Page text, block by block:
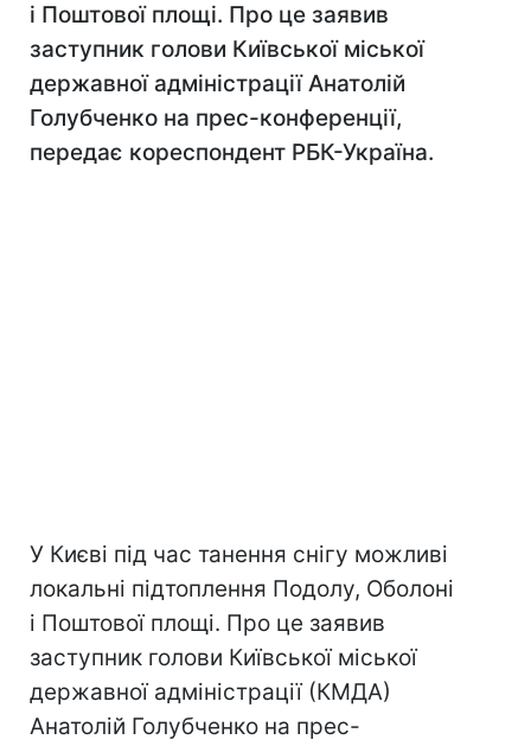
і Поштової площі. Про це заявив
заступник голови Київської міської
державної адміністрації Анатолій
Голубченко на прес-конференції,
передає кореспондент РБК-Україна.
У Києві під час танення снігу можливі
локальні підтоплення Подолу, Оболоні
і Поштової площі. Про це заявив
заступник голови Київської міської
державної адміністрації (КМДА)
Анатолій Голубченко на прес-